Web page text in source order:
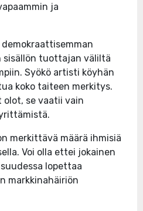
ja
sisällön tuottajan väliltä
Syökö artisti köyhän
koko taiteen merkitys.
olot, se vaatii vain
merkittävä määrä ihmisiä
Voi olla ettei jokainen
lopettaa
markkinahäiriön